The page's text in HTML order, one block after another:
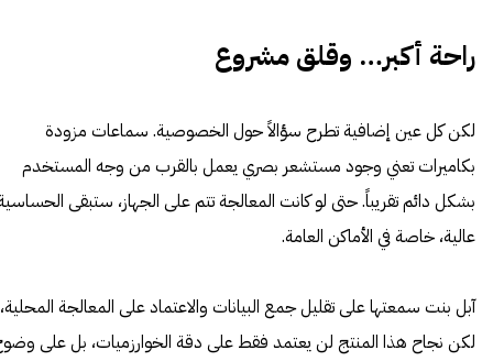
راحة أكبر… وقلق مشروع
لكن كل عين إضافية تطرح سؤالاً حول الخصوصية. سماعات مزودة
بكاميرات تعني وجود مستشعر بصري يعمل بالقرب من وجه المستخدم
بشكل دائم تقريباً. حتى لو كانت المعالجة تتم على الجهاز، ستبقى
عالية، خاصة في الأماكن العامة.
آبل بنت سمعتها على تقليل جمع البيانات والاعتماد على المعالجة المحلية،
لكن نجاح هذا المنتج لن يعتمد فقط على دقة الخوارزميات، بل على